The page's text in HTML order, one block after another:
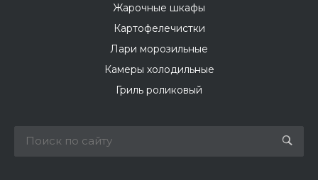
Жарочные шкафы
Картофелечистки
Лари морозильные
Камеры холодильные
Гриль роликовый